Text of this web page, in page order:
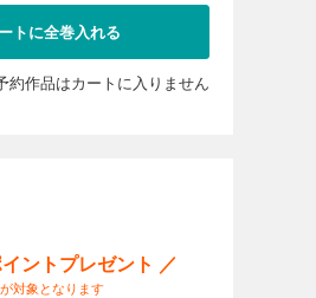
トに全巻入れる
約作品はカートに入りません
ントプレゼント ／
対象となります